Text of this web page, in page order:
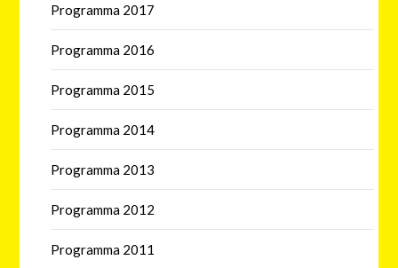
Programma 2017
Programma 2016
Programma 2015
Programma 2014
Programma 2013
Programma 2012
Programma 2011